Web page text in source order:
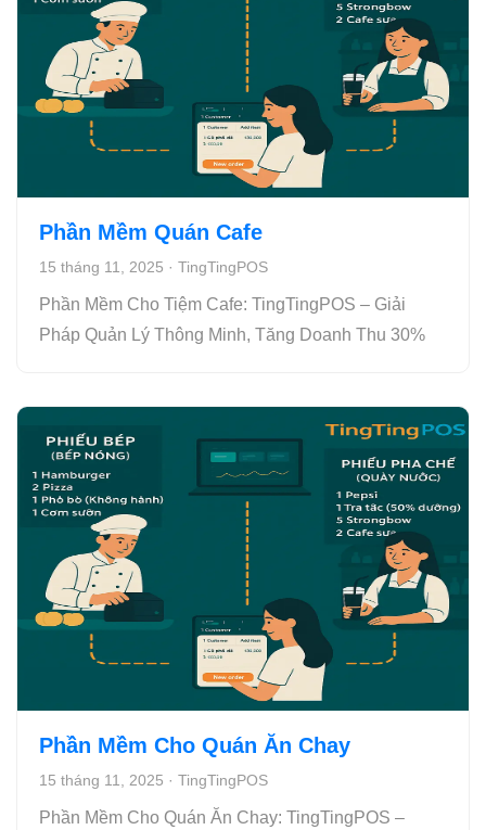
Phần Mềm Quán Cafe
15 tháng 11, 2025 · TingTingPOS
Phần Mềm Cho Tiệm Cafe: TingTingPOS – Giải
Pháp Quản Lý Thông Minh, Tăng Doanh Thu 30%
Phần Mềm Cho Quán Ăn Chay
15 tháng 11, 2025 · TingTingPOS
Phần Mềm Cho Quán Ăn Chay: TingTingPOS –